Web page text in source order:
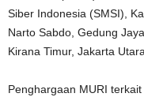
Siber Indonesia (SMSI),
Narto Sabdo, Gedung
Kirana Timur, Jakarta Utara.
Penghargaan MURI